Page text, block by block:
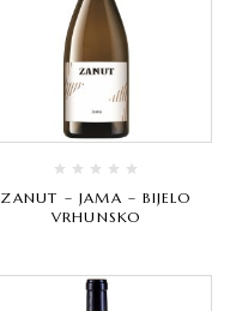
ZANUT – JAMA – BIJELO
VRHUNSKO